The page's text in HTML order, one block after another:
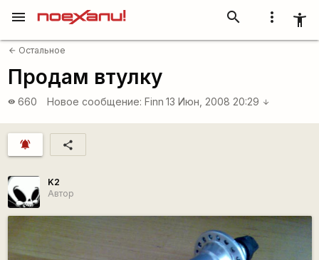
more_vert accessibility_new
search
menu
arrow_back Остальное
Продам втулку
visibility 660 Новое сообщение: Finn 13 Июн, 2008 20:29 arrow_downward
notifications_active share
K2
Автор